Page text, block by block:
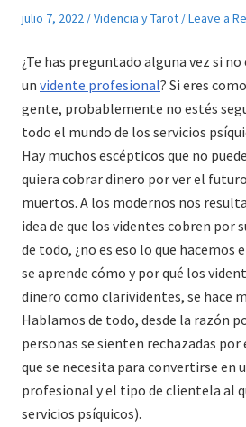
Posted
julio 7, 2022
Posted
Videncia y Tarot Leave a
¿Te has preguntado alguna vez si
un vidente profesional? Si eres
gente, probablemente no estés
todo el mundo de los servicios
Hay muchos escépticos que no
quiera cobrar dinero por ver el
muertos. A los modernos nos
idea de que los videntes cobren por
de todo, ¿no es eso lo que hacemos
se aprende cómo y por qué los
dinero como clarividentes, se hace
Hablamos de todo, desde la razón
personas se sienten rechazadas
que se necesita para convertirse en
profesional y el tipo de clientela al
servicios psíquicos).